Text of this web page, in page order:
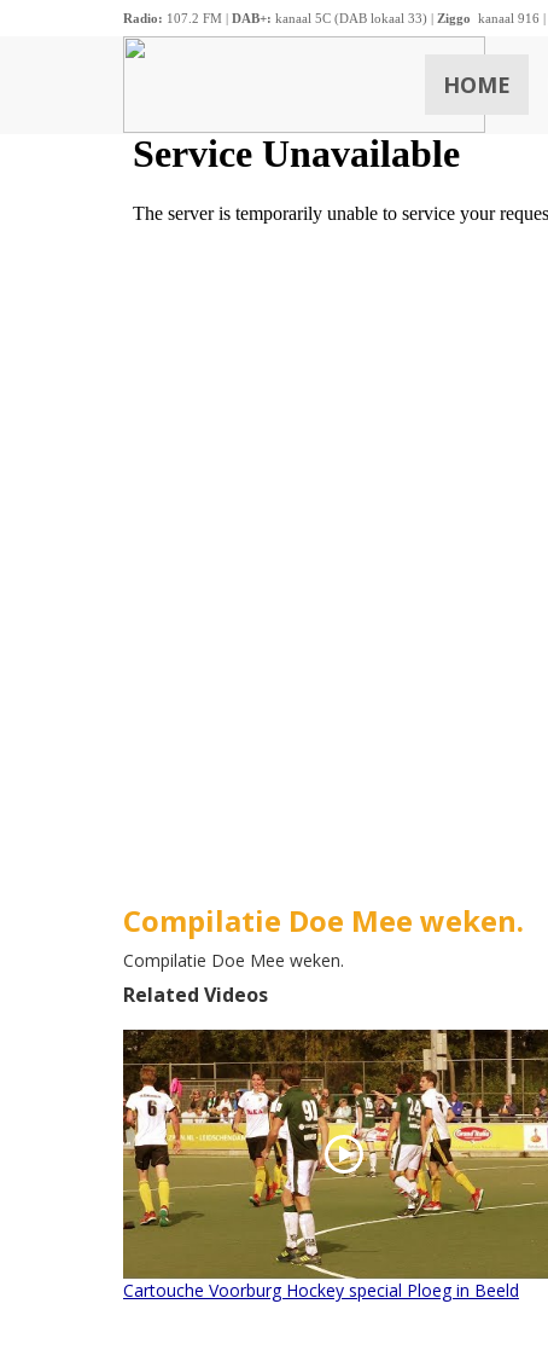
Radio: 107.2 FM | DAB+: kanaal 5C (DAB lokaal 33) | Ziggo kanaal 916 |
HOME
Compilatie Doe Mee weken.
Compilatie Doe Mee weken.
Related Videos
Cartouche Voorburg Hockey special Ploeg in Beeld